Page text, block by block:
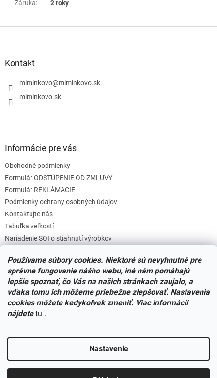
Používame súbory cookies. Niektoré sú nevyhnutné pre
správne fungovanie nášho webu, iné nám pomáhajú
lepšie spoznať, čo Vás na našich stránkach zaujalo, a
vďaka tomu ich môžeme priebežne zlepšovať. Nastavenia
cookies môžete kedykoľvek zmeniť. Viac informácií
nájdete tu .
Nastavenie
Záruka: 2 roky
Kontakt
miminkovo@miminkovo.sk
miminkovo.sk
Informácie pre vás
Obchodné podmienky
Formulár ODSTÚPENIE OD ZMLUVY
Formulár REKLÁMACIE
Podmienky ochrany osobných údajov
Kontaktujte nás
Tabuľka veľkostí
Nariadenie SOI o stiahnutí výrobkov
Zásady súborov COOKIES
Facebook
Vytvoril Shoptet